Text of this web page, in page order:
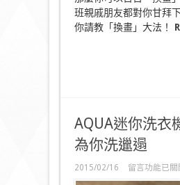
班親戚朋友都對你甘拜
你請教「換畫」大法！
AQUA迷你洗衣
為你洗邋遢
2015/02/16
在
〈AQUA
留言功能已關